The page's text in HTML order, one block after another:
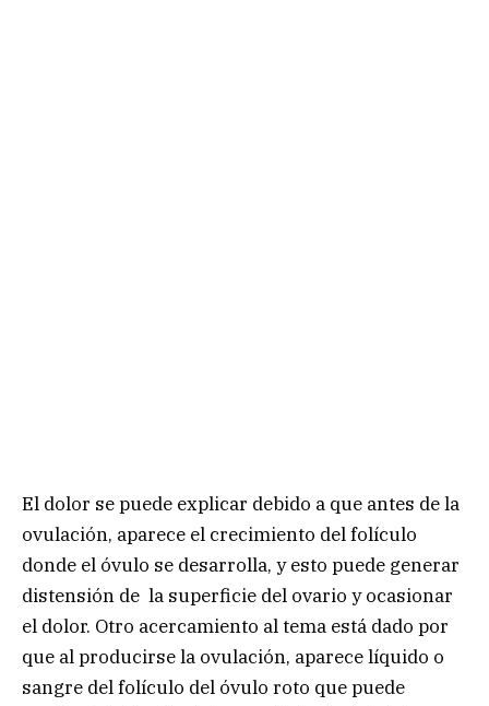
El dolor se puede explicar debido a que antes de la
ovulación, aparece el crecimiento del folículo
donde el óvulo se desarrolla, y esto puede generar
distensión de la superficie del ovario y ocasionar
el dolor. Otro acercamiento al tema está dado por
que al producirse la ovulación, aparece líquido o
sangre del folículo del óvulo roto que puede